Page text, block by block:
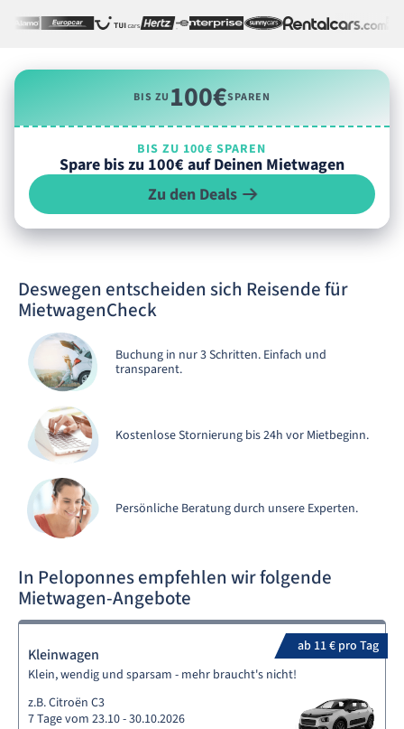
BIS ZU100€SPAREN
BIS ZU 100€ SPAREN
Spare bis zu 100€ auf Deinen Mietwagen
Zu den Deals
Deswegen entscheiden sich Reisende für
MietwagenCheck
Buchung in nur 3 Schritten. Einfach und
transparent.
Kostenlose Stornierung bis 24h vor Mietbeginn.
Persönliche Beratung durch unsere Experten.
In Peloponnes empfehlen wir folgende
Mietwagen-Angebote
ab 11 € pro Tag
Kleinwagen
Klein, wendig und sparsam - mehr braucht's nicht!
z.B. Citroën C3
7 Tage vom 23.10 - 30.10.2026